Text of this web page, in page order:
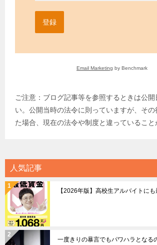
登録
Email Marketing by Benchmark
ご注意：ブログ記事等を参照するときは公開
い。公開当時の法令に則っていますが、その
た場合、現在の法令や制度と違っていること
人気記事
【2026年版】高校生アルバイトに
一度きりの暴言でもパワハラとなる